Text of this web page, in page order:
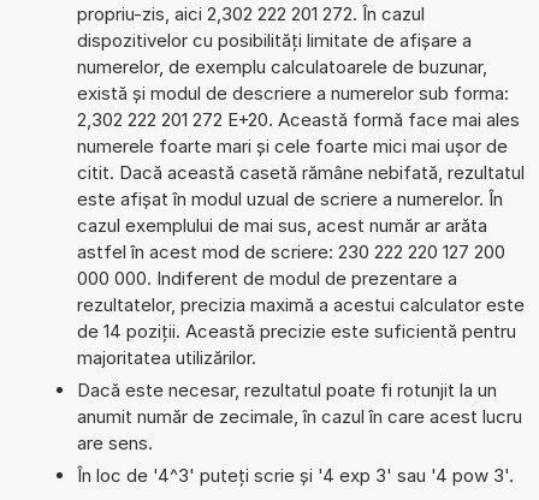
propriu-zis, aici 2,302 222 201 272. În cazul
dispozitivelor cu posibilități limitate de afișare a
numerelor, de exemplu calculatoarele de buzunar,
există și modul de descriere a numerelor sub forma:
2,302 222 201 272 E+20. Această formă face mai ales
numerele foarte mari și cele foarte mici mai ușor de
citit. Dacă această casetă rămâne nebifată, rezultatul
este afișat în modul uzual de scriere a numerelor. În
cazul exemplului de mai sus, acest număr ar arăta
astfel în acest mod de scriere: 230 222 220 127 200
000 000. Indiferent de modul de prezentare a
rezultatelor, precizia maximă a acestui calculator este
de 14 poziții. Această precizie este suficientă pentru
majoritatea utilizărilor.
Dacă este necesar, rezultatul poate fi rotunjit la un
anumit număr de zecimale, în cazul în care acest lucru
are sens.
În loc de '4^3' puteți scrie și '4 exp 3' sau '4 pow 3'.